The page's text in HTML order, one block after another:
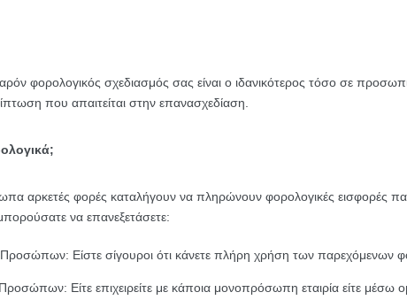
φορολογικός σχεδιασμός σας είναι ο ιδανικότερος τόσο σε
που απαιτείται στην επανασχεδίαση.
αρκετές φορές καταλήγουν να πληρώνουν φορολογικές εισφορές
να επανεξετάσετε:
Είστε σίγουροι ότι κάνετε πλήρη χρήση των παρεχόμενων
Είτε επιχειρείτε με κάποια μονοπρόσωπη εταιρία είτε μέσω